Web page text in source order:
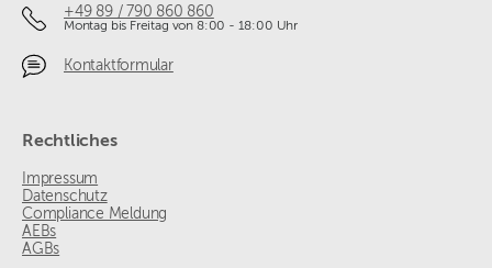
+49 89 / 790 860 860
Montag bis Freitag von 8:00 - 18:00 Uhr
Kontaktformular
Rechtliches
Impressum
Datenschutz
Compliance Meldung
AEBs
AGBs